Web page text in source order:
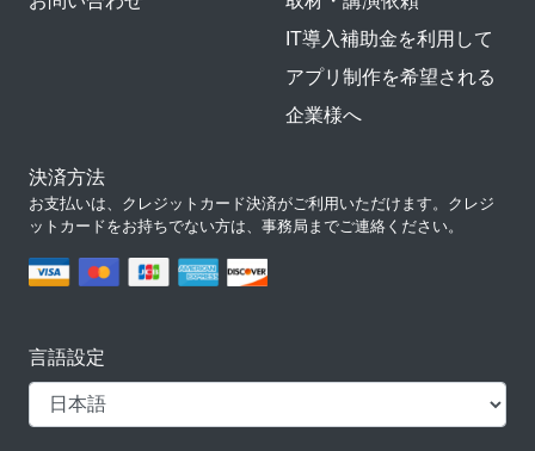
IT導入補助金を利用して
アプリ制作を希望される
企業様へ
決済方法
お支払いは、クレジットカード決済がご利用いただけます。クレジ
ットカードをお持ちでない方は、事務局までご連絡ください。
言語設定